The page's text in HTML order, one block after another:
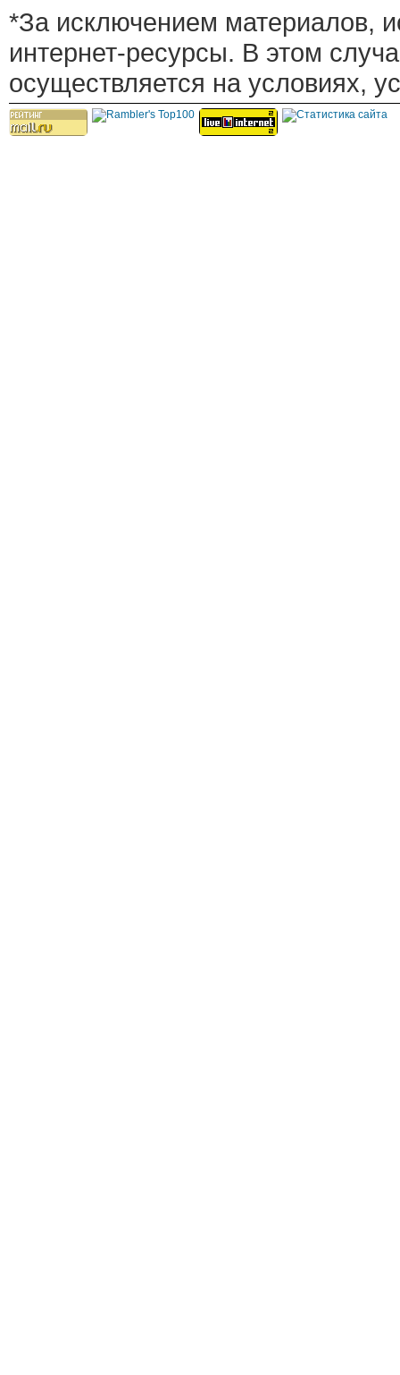
*За исключением материалов,
интернет-ресурсы. В этом
осуществляется на условиях,